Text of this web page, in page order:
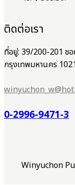
ติดต่อเรา
ที่อยู่: 39/200-201 ซ
กรุงเทพมหานคร
0-2996-9471-3
Winyuchon